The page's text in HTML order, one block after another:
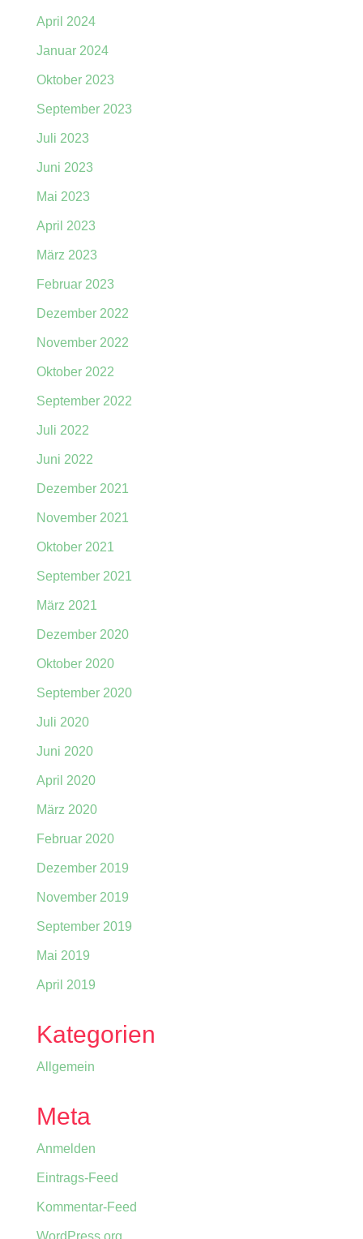
April 2024
Januar 2024
Oktober 2023
September 2023
Juli 2023
Juni 2023
Mai 2023
April 2023
März 2023
Februar 2023
Dezember 2022
November 2022
Oktober 2022
September 2022
Juli 2022
Juni 2022
Dezember 2021
November 2021
Oktober 2021
September 2021
März 2021
Dezember 2020
Oktober 2020
September 2020
Juli 2020
Juni 2020
April 2020
März 2020
Februar 2020
Dezember 2019
November 2019
September 2019
Mai 2019
April 2019
Kategorien
Allgemein
Meta
Anmelden
Eintrags-Feed
Kommentar-Feed
WordPress.org